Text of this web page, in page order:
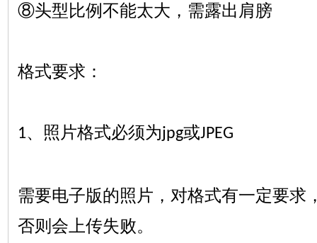
⑧头型比例不能太大，需露出肩膀
格式要求：
1、照片格式必须为jpg或JPEG
需要电子版的照片，对格式有一定要求
否则会上传失败。